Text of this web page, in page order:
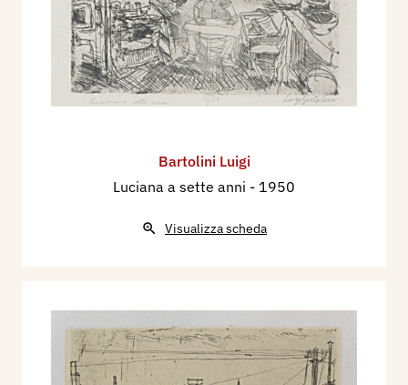
Bartolini Luigi
Luciana a sette anni - 1950
Visualizza scheda